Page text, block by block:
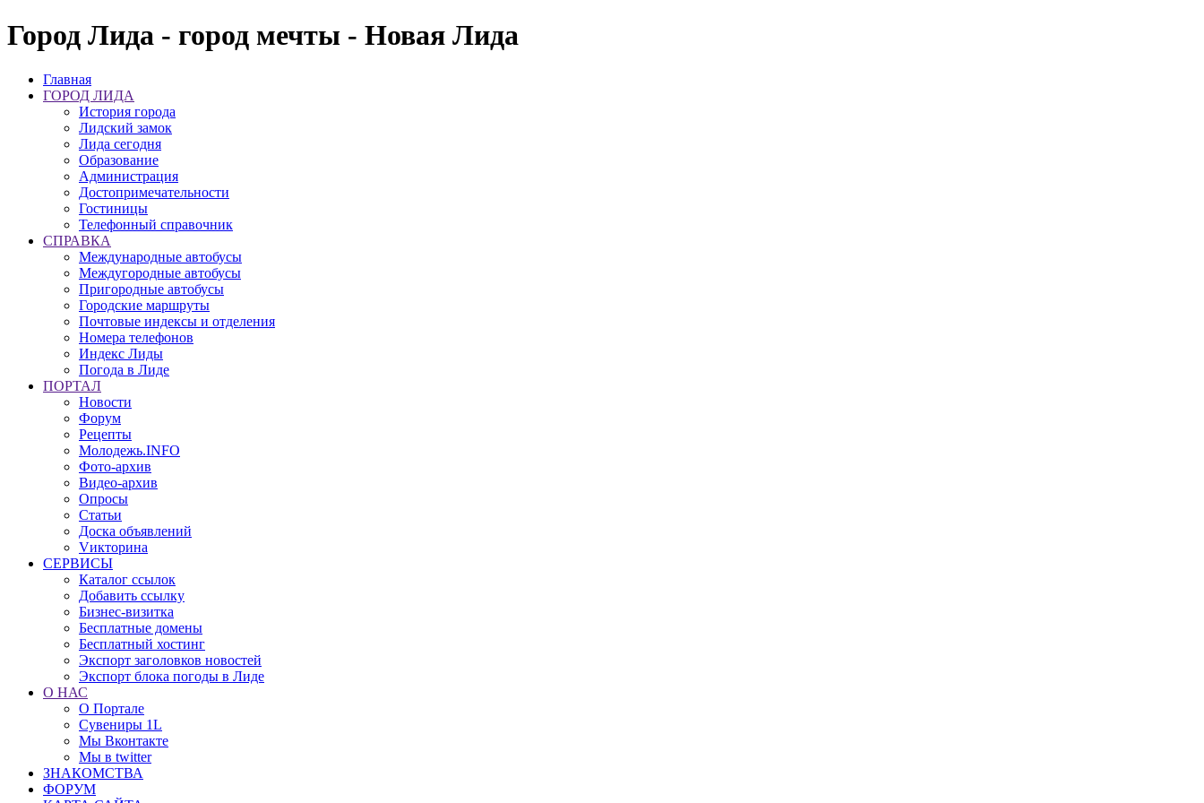
Город Лида - город мечты - Новая Лида
Главная
ГОРОД ЛИДА
История города
Лидский замок
Лида сегодня
Образование
Администрация
Достопримечательности
Гостиницы
Телефонный справочник
СПРАВКА
Международные автобусы
Междугородные автобусы
Пригородные автобусы
Городские маршруты
Почтовые индексы и отделения
Номера телефонов
Индекс Лиды
Погода в Лиде
ПОРТАЛ
Новости
Форум
Рецепты
Молодежь.INFO
Фото-архив
Видео-архив
Опросы
Статьи
Доска объявлений
Vикторина
СЕРВИСЫ
Каталог ссылок
Добавить ссылку
Бизнес-визитка
Бесплатные домены
Бесплатный хостинг
Экспорт заголовков новостей
Экспорт блока погоды в Лиде
О НАС
О Портале
Сувениры 1L
Мы Вконтакте
Мы в twitter
ЗНАКОМСТВА
ФОРУМ